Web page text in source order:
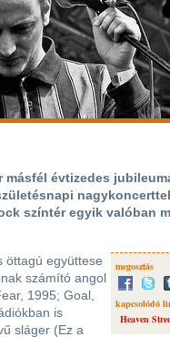
másfél évtizedes
színtér egyik valóban
megosztás
kapcsolódó
Heaven
öttagú együttese
számító angol
1995; Goal,
is
sláger (Ez a